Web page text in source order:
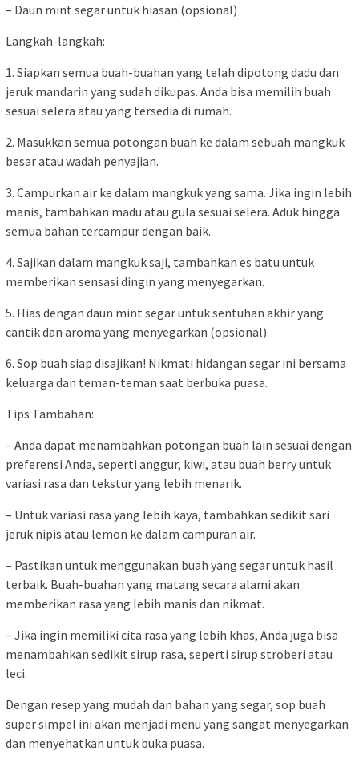
– Daun mint segar untuk hiasan (opsional)
Langkah-langkah:
1. Siapkan semua buah-buahan yang telah dipotong dadu dan
jeruk mandarin yang sudah dikupas. Anda bisa memilih buah
sesuai selera atau yang tersedia di rumah.
2. Masukkan semua potongan buah ke dalam sebuah mangkuk
besar atau wadah penyajian.
3. Campurkan air ke dalam mangkuk yang sama. Jika ingin lebih
manis, tambahkan madu atau gula sesuai selera. Aduk hingga
semua bahan tercampur dengan baik.
4. Sajikan dalam mangkuk saji, tambahkan es batu untuk
memberikan sensasi dingin yang menyegarkan.
5. Hias dengan daun mint segar untuk sentuhan akhir yang
cantik dan aroma yang menyegarkan (opsional).
6. Sop buah siap disajikan! Nikmati hidangan segar ini bersama
keluarga dan teman-teman saat berbuka puasa.
Tips Tambahan:
– Anda dapat menambahkan potongan buah lain sesuai dengan
preferensi Anda, seperti anggur, kiwi, atau buah berry untuk
variasi rasa dan tekstur yang lebih menarik.
– Untuk variasi rasa yang lebih kaya, tambahkan sedikit sari
jeruk nipis atau lemon ke dalam campuran air.
– Pastikan untuk menggunakan buah yang segar untuk hasil
terbaik. Buah-buahan yang matang secara alami akan
memberikan rasa yang lebih manis dan nikmat.
– Jika ingin memiliki cita rasa yang lebih khas, Anda juga bisa
menambahkan sedikit sirup rasa, seperti sirup stroberi atau
leci.
Dengan resep yang mudah dan bahan yang segar, sop buah
super simpel ini akan menjadi menu yang sangat menyegarkan
dan menyehatkan untuk buka puasa.